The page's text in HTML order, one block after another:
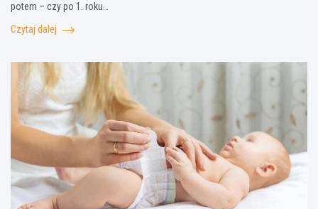
potem – czy po 1. roku…
Czytaj dalej